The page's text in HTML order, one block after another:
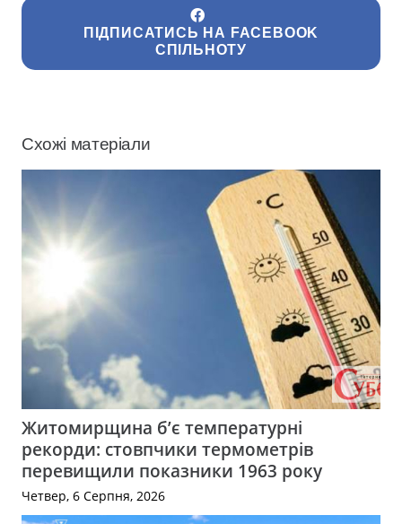
ПІДПИСАТИСЬ НА FACEBOOK
СПІЛЬНОТУ
Схожі матеріали
Житомирщина б’є температурні
рекорди: стовпчики термометрів
перевищили показники 1963 року
Четвер, 6 Серпня, 2026